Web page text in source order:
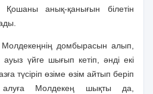
анық-қанығын бiлетiн
домбырасын алып,
ауыз үйге шығып кетiп, әндi екi
түсiрiп өзiме өзiм айтып берiп
Молдекең шықты да,